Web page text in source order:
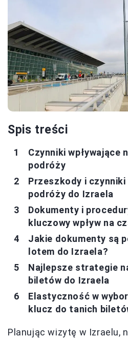
Spis treści
Czynniki wpływające
podróży
Przeszkody i czynniki
podróży do Izraela
Dokumenty i
kluczowy wpływ na
Jakie dokumenty są
lotem do Izraela?
Najlepsze strategie
biletów do Izraela
Elastyczność w
klucz do tanich
Planując wizytę w Izraelu,